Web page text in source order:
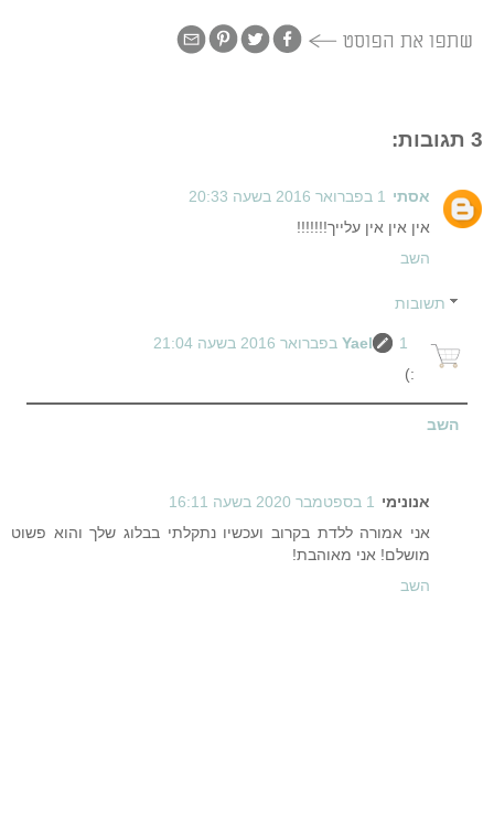
3 תגובות:
אסתי
1 בפברואר 2016 בשעה 20:33
אין אין אין עלייך!!!!!!!
השב
תשובות
Yael
1 בפברואר 2016 בשעה 21:04
:)
השב
אנונימי
1 בספטמבר 2020 בשעה 16:11
אני אמורה ללדת בקרוב ועכשיו נתקלתי בבלוג שלך והוא פשוט
מושלם! אני מאוהבת!
השב